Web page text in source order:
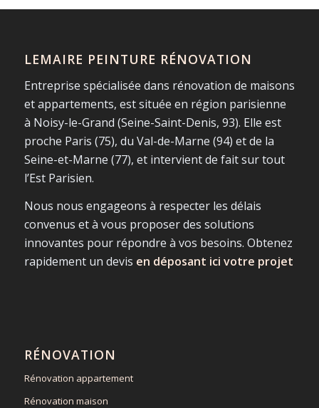
LEMAIRE PEINTURE RÉNOVATION
Entreprise spécialisée dans rénovation de maisons
et appartements, est située en région parisienne
à Noisy-le-Grand (Seine-Saint-Denis, 93). Elle est
proche Paris (75), du Val-de-Marne (94) et de la
Seine-et-Marne (77), et intervient de fait sur tout
l’Est Parisien.
Nous nous engageons à respecter les délais
convenus et à vous proposer des solutions
innovantes pour répondre à vos besoins. Obtenez
rapidement un devis en déposant ici votre projet
RÉNOVATION
Rénovation appartement
Rénovation maison